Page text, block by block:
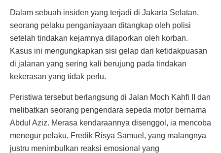
Dalam sebuah insiden yang terjadi di Jakarta Selatan,
seorang pelaku penganiayaan ditangkap oleh polisi
setelah tindakan kejamnya dilaporkan oleh korban.
Kasus ini mengungkapkan sisi gelap dari ketidakpuasan
di jalanan yang sering kali berujung pada tindakan
kekerasan yang tidak perlu.
Peristiwa tersebut berlangsung di Jalan Moch Kahfi II dan
melibatkan seorang pengendara sepeda motor bernama
Abdul Aziz. Merasa kendaraannya disenggol, ia mencoba
menegur pelaku, Fredik Risya Samuel, yang malangnya
justru menimbulkan reaksi emosional yang